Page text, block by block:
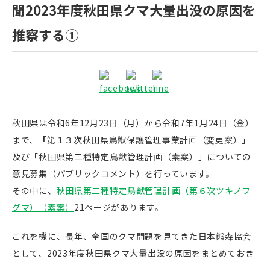
聞2023年度秋田県クマ大量出没の原因を
推察する①
秋田県は令和6年12月23日（月）から令和7年1月24日（金）
まで、
「第１３次秋田県鳥獣保護管理事業計画（変更案）」
及び「秋田県第二種特定鳥獣管理計画（素案）」についての
意見募集（パブリックコメント）を行っています。
その中に、 秋田県第二種特定鳥獣管理計画（第６次ツキノワ
グマ）（素案） 21ページがあります。
これを機に、長年、全国のクマ問題を見てきた日本熊森協会
として、2023年度秋田県クマ大量出没の原因をまとめておき